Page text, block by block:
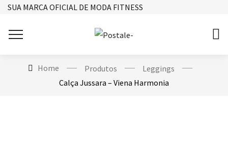
SUA MARCA OFICIAL DE MODA FITNESS
Home Produtos
Leggings
Calça Jussara – Viena Harmonia